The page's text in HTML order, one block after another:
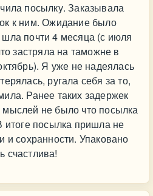
посылку. Заказывала
к ним. Ожидание было
почти 4 месяца (с июля
застряла на таможне в
Я уже не надеялась
ругала себя за то,
Ранее таких задержек
не было что посылка
итоге посылка пришла не
и сохранности. Упаковано
счастлива!